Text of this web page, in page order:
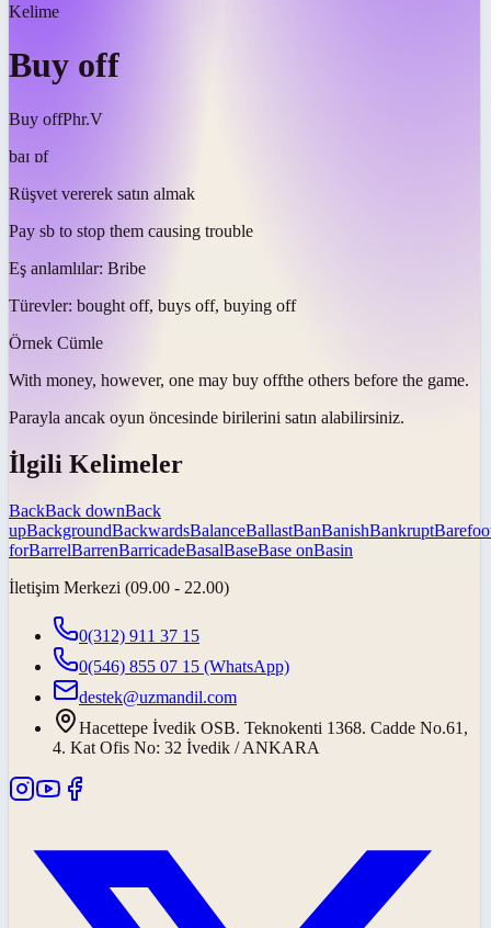
Kelime
Buy off
Buy offPhr.V
baɪ ɒf
Rüşvet vererek satın almak
Pay sb to stop them causing trouble
Eş anlamlılar: Bribe
Türevler: bought off, buys off, buying off
Örnek Cümle
With money, however, one may buy offthe others before the game.
Parayla ancak oyun öncesinde birilerini satın alabilirsiniz.
İlgili Kelimeler
BackBack downBack
upBackgroundBackwardsBalanceBallastBanBanishBankrupt
forBarrelBarrenBarricadeBasalBaseBase onBasin
İletişim Merkezi (09.00 - 22.00)
0(312) 911 37 15
0(546) 855 07 15 (WhatsApp)
destek@uzmandil.com
Hacettepe İvedik OSB. Teknokenti 1368. Cadde No.61,
4. Kat Ofis No: 32 İvedik / ANKARA